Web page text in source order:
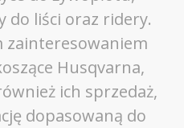
do liści oraz ridery.
zainteresowaniem
Husqvarna,
ich sprzedaż,
dopasowaną do